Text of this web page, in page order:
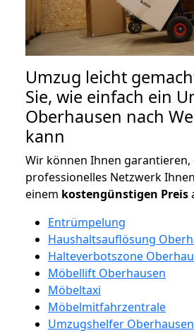
Umzug leicht
Sie, wie einfach ein
Oberhausen nach
kann
Wir können Ihnen garantieren,
professionelles Netzwerk
einem kostengünstigen Preis
Entrümpelung
Haushaltsauflösung
Halteverbotszone
Möbellift Oberhausen
Möbeltaxi
Möbelmitfahrzentrale
Umzugshelfer Oberhausen